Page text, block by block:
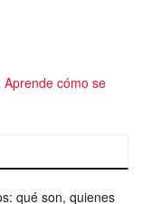
Aprende cómo se
qué son, quienes